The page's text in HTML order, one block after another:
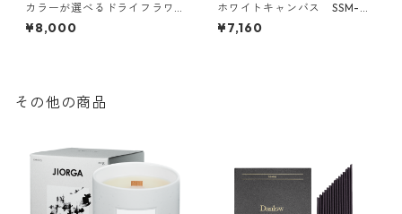
カラーが選べるドライフラワ
ースワッグL
¥8,000
ホワイトキャンバス SSM-02
3
¥7,160
その他の商品